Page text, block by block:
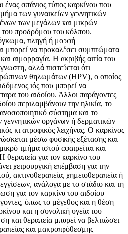
ένας σπάνιος τύπος καρκίνου που
των γυναικείων γεννητικών
των μεγάλων και μικρών
του προδρόμου του κόλπου.
πληγή ή μορφή
μπορεί να προκαλέσει συμπτώματα
αιμορραγία. Η ακριβής αιτία του
αλλά πιστεύεται ότι
θηλωμάτων (HPV), ο οποίος
ιός που μπορεί να
του αιδοίου. Άλλοι παράγοντες
περιλαμβάνουν την ηλικία, το
σύστημα και το
οργάνων ή δερματικών
κι ατροφικός λειχήνας. Ο καρκίνος
μέσω φυσικής εξέτασης και
τμήμα ιστού αφαιρείται και
θεραπεία για τον καρκίνο του
χειρουργική επέμβαση για την
ακτινοθεραπεία, χημειοθεραπεία ή
ανάλογα με το στάδιο και τη
για τον καρκίνο του αιδοίου
όπως το μέγεθος και η θέση
και η συνολική υγεία του
και θεραπεία μπορεί να βελτιώσει
και μακροπρόθεσμης